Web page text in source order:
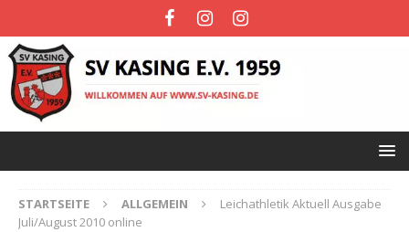
STARTSEITE ALLGEMEIN
Leichathletik Aktuell Ausgabe
Juli/August 2010 online